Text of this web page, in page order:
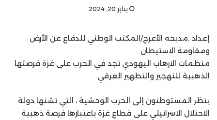
يناير 20, 2024
إعداد :مديحه الأعرج/المكتب الوطني للدفاع عن الأرض
ومقاومة الاستيطان
منظمات الارهاب اليهودي تجد في الحرب على غزة فرصتها
الذهبية للتهجير والتطهير العرقي
ينظر المستوطنون إلى الحرب الوحشية ، التي تشنها دولة
الاحتلال الاسرائيلي على قطاع غزة باعتبارها فرصة ذهبية